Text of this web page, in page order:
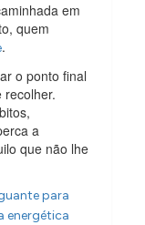
em
quem
.
o ponto final
recolher.
a
que não lhe
para
energética